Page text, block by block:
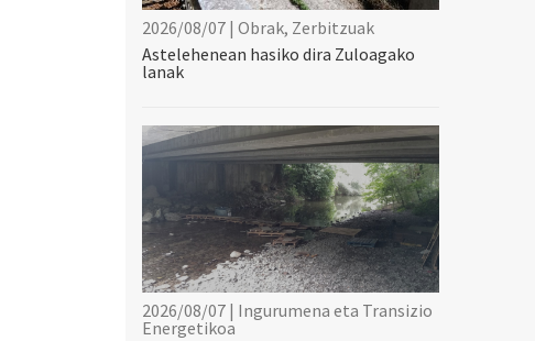
2026/08/07 | Obrak, Zerbitzuak
Astelehenean hasiko dira Zuloagako
lanak
2026/08/07 | Ingurumena eta Transizio
Energetikoa